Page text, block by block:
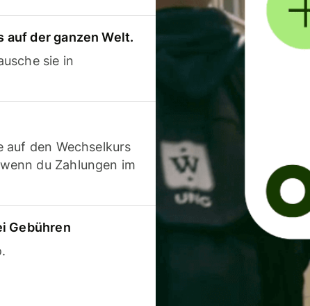
auf der ganzen Welt.
sie in
auf den Wechselkurs
du Zahlungen im
Gebühren